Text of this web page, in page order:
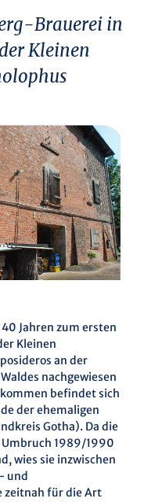
Brauerei in
Kleinen
Jahren zum ersten
Kleinen
an der
nachgewiesen
befindet sich
der ehemaligen
Gotha). Da die
1989/1990
wies sie inzwischen
und
zeitnah für die Art